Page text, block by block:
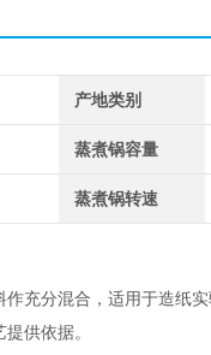
产地类别
蒸煮锅容量
蒸煮锅转速
充分混合，适用于造纸
供依据。